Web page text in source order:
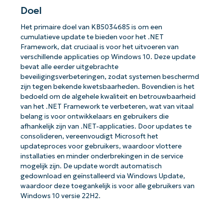
Doel
Het primaire doel van KB5034685 is om een
cumulatieve update te bieden voor het .NET
Framework, dat cruciaal is voor het uitvoeren van
verschillende applicaties op Windows 10. Deze update
bevat alle eerder uitgebrachte
beveiligingsverbeteringen, zodat systemen beschermd
zijn tegen bekende kwetsbaarheden. Bovendien is het
bedoeld om de algehele kwaliteit en betrouwbaarheid
van het .NET Framework te verbeteren, wat van vitaal
belang is voor ontwikkelaars en gebruikers die
afhankelijk zijn van .NET-applicaties. Door updates te
consolideren, vereenvoudigt Microsoft het
updateproces voor gebruikers, waardoor vlottere
installaties en minder onderbrekingen in de service
mogelijk zijn. De update wordt automatisch
gedownload en geïnstalleerd via Windows Update,
waardoor deze toegankelijk is voor alle gebruikers van
Windows 10 versie 22H2.